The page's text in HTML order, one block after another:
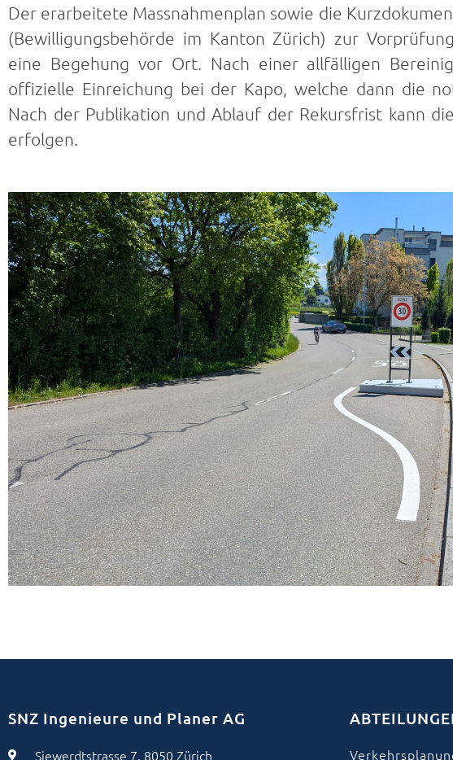
Der erarbeitete Massnahmenplan sowie die
(Bewilligungsbehörde im Kanton Zürich) zur
eine Begehung vor Ort. Nach einer allfälligen
offizielle Einreichung bei der Kapo, welche dann die
Nach der Publikation und Ablauf der Rekursfrist kann
erfolgen.
SNZ Ingenieure und Planer AG
Siewerdtstrasse 7, 8050 Zürich